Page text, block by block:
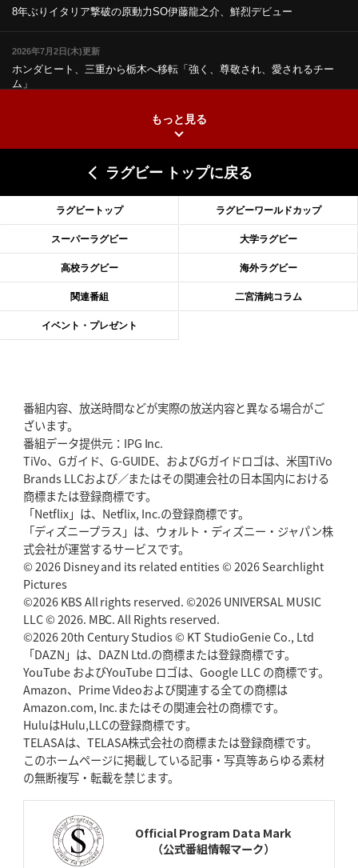
8年ぶりイタリア撃破の原動力SO伊藤龍之介、鮮烈デビュー
2026年7月2日(木)更新
ホンダヒート、三重から栃木へ移転「強く、尊敬され、愛されるチー
ム」
2026年6月18日(木)更新
滑川剛人レフリー、早過ぎる引退「27年W杯の主審、遠のいた夢」
2026年6月11日(木)更新
神戸、リーグワン初優勝の道のりデイブ・レニーHCの功績と財産
2026年6月4日(木)更新
“泣き虫先生”こと山口良治氏死去「信は力なり」骨太の教育方針
2026年5月21日(木)更新
狭山RG、ライチェル海遥スタッフ入り
ッション
2026年5月14日(木)更新
神戸、1位通過の立役者レタリック
「悲運の闘将」宮地克実氏死去 熱血指導で埼玉WKの基礎築く
2026年4月30日(木)更新
BR東京、「ユニバーサルデー」の意義「特別からノーマルへ」が最終
ゴール
2026年4月23日(木)更新
元代表ラピース、今季限りで引退「クボタは10年いた自分のホーム」
2026年4月16日(木)更新
BL東京「強化拠点」を「共有財産」に新クラブハウスは「皆に開かれ
た空間」
2026年4月9日(木)更新
スティーラーズ、名門復活の足音
2026年4月2日(木)更新
もっと見る
ラグビー トップに戻る
ラグビートップ ラグビーワールドカップ
スーパーラグビー 大学ラグビー
高校ラグビー 海外ラグビー
関連番組 二宮清純コラム
イベント・プレゼント
番組内容、放送時間などが実際の放送内容と異なる場合がご
ざいます。
番組データ提供元：IPG Inc.
TiVo、Gガイド、G-GUIDE、およびGガイドロゴは、米国TiVo
Brands LLCおよび／またはその関連会社の日本国内における
商標または登録商標です。
「Netflix」は、Netflix, Inc.の登録商標です。
「ディズニープラス」は、ウォルト・ディズニー・ジャパン株
式会社が運営するサービスです。
© 2026 Disney and its related entities © 2026 Searchlight
Pictures
©2026 KBS All rights reserved. ©2026 UNIVERSAL MUSIC
LLC © 2026. MBC. All Rights reserved.
©2026 20th Century Studios © KT StudioGenie Co., Ltd
「DAZN」は、DAZN Ltd.の商標または登録商標です。
YouTube およびYouTube ロゴは、Google LLC の商標です。
Amazon、Prime Videoおよび関連する全ての商標は
Amazon.com, Inc.またはその関連会社の商標です。
HuluはHulu,LLCの登録商標です。
TELASAは、TELASA株式会社の商標または登録商標です。
このホームページに掲載している記事・写真等あらゆる素材
の無断複写・転載を禁じます。
Official Program Data Mark
（公式番組情報マーク）